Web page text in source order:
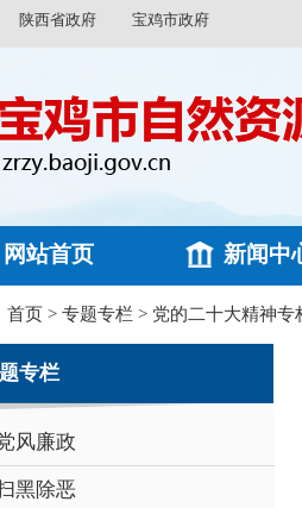
陕西省政府 宝鸡市政府
网站首页 新闻中
首页 > 专题专栏 > 党的二十大精神专
专栏
风廉政
黑除恶